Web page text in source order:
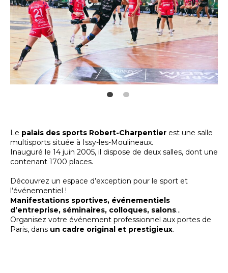
Le palais des sports Robert-Charpentier est une salle
multisports située à Issy-les-Moulineaux.
Inauguré le 14 juin 2005, il dispose de deux salles, dont une
contenant 1700 places.
Découvrez un espace d’exception pour le sport et
l’événementiel !
Manifestations sportives, événementiels
d’entreprise, séminaires, colloques, salons…
Organisez votre événement professionnel aux portes de
Paris, dans un cadre original et prestigieux.